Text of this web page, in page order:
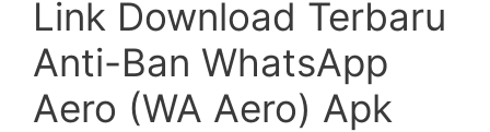
Link Download Terbaru
Anti-Ban WhatsApp
Aero (WA Aero) Apk